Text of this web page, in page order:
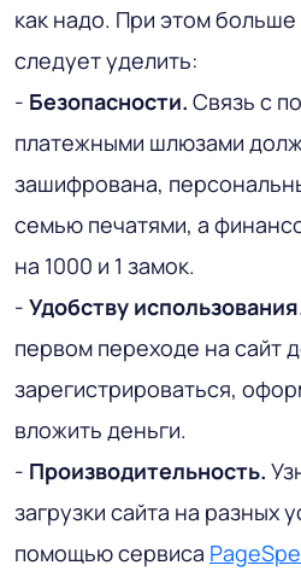
как надо. При этом
следует уделить:
- Безопасности. Связь с
платежными шлюзами
зашифрована,
семью печатями, а
на 1000 и 1 замок.
- Удобству
первом переходе на сайт
зарегистрироваться,
вложить деньги.
- Производительность.
загрузки сайта на разных
помощью сервиса